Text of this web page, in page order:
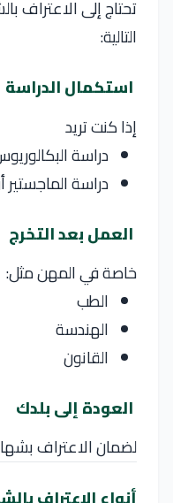
تحتاج إلى الاعتراف
التالية:
استكمال الدراسة
إذا كنت تريد
دراسة
دراسة الماجستير
العمل بعد التخرج
خاصة في المهن مثل:
الطب
الهندسة
القانون
العودة إلى بلدك
لضمان الاعتراف